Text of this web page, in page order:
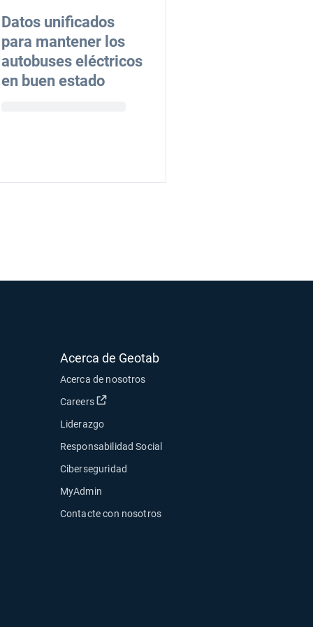
Datos unificados
para mantener los
autobuses eléctricos
en buen estado
Acerca de Geotab
Acerca de nosotros
Careers
Abrir en una nueva ventana
Liderazgo
Responsabilidad Social
Ciberseguridad
MyAdmin
Contacte con nosotros